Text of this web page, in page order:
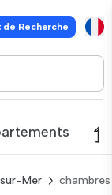
Recherche
Mer